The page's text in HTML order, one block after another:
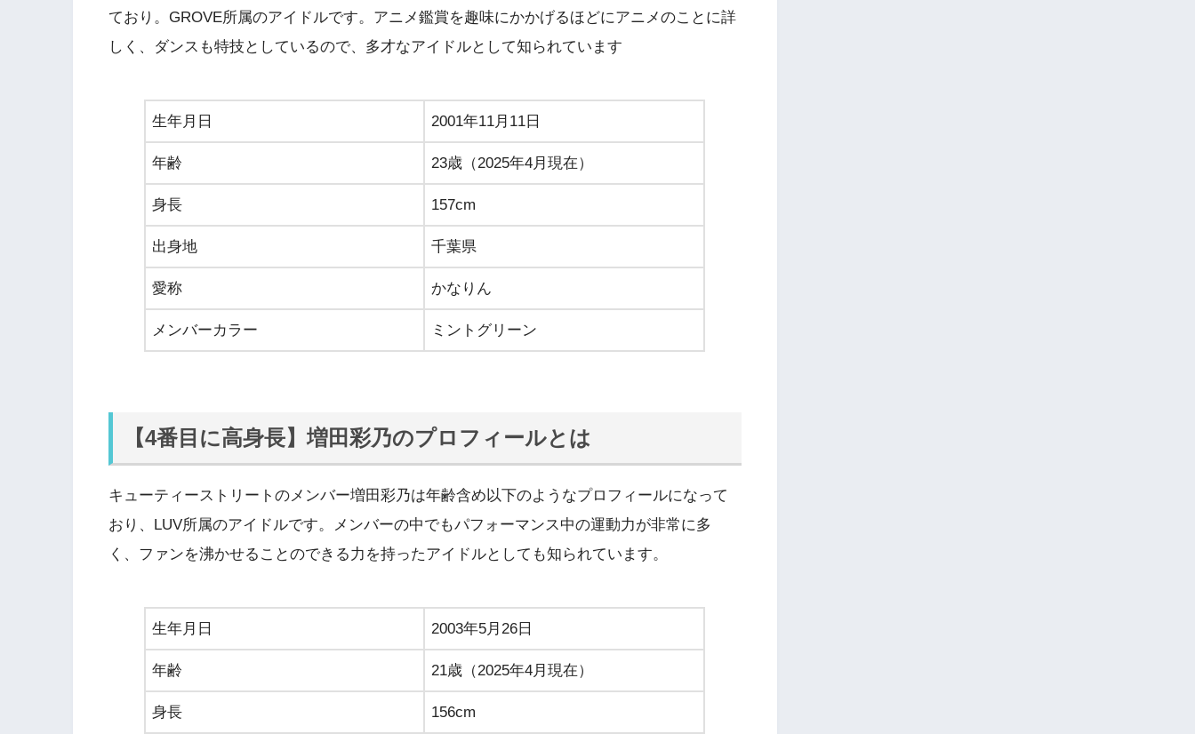
ており。GROVE所属のアイドルです。アニメ鑑賞を趣味にかかげるほどにアニメのことに詳
しく、ダンスも特技としているので、多才なアイドルとして知られています
生年月日 2001年11月11日
年齢 23歳（2025年4月現在）
身長 157cm
出身地 千葉県
愛称 かなりん
メンバーカラー ミントグリーン
【4番目に高身長】増田彩乃のプロフィールとは
キューティーストリートのメンバー増田彩乃は年齢含め以下のようなプロフィールになって
おり、LUV所属のアイドルです。メンバーの中でもパフォーマンス中の運動力が非常に多
く、ファンを沸かせることのできる力を持ったアイドルとしても知られています。
生年月日 2003年5月26日
年齢 21歳（2025年4月現在）
身長 156cm